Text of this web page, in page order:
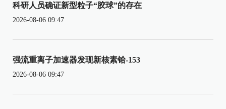
科研人员确证新型粒子“胶球”的存在
2026-08-06 09:47
强流重离子加速器发现新核素铪-153
2026-08-06 09:47